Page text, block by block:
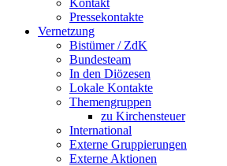
Kontakt
Pressekontakte
Vernetzung
Bistümer / ZdK
Bundesteam
In den Diözesen
Lokale Kontakte
Themengruppen
zu Kirchensteuer
International
Externe Gruppierungen
Externe Aktionen